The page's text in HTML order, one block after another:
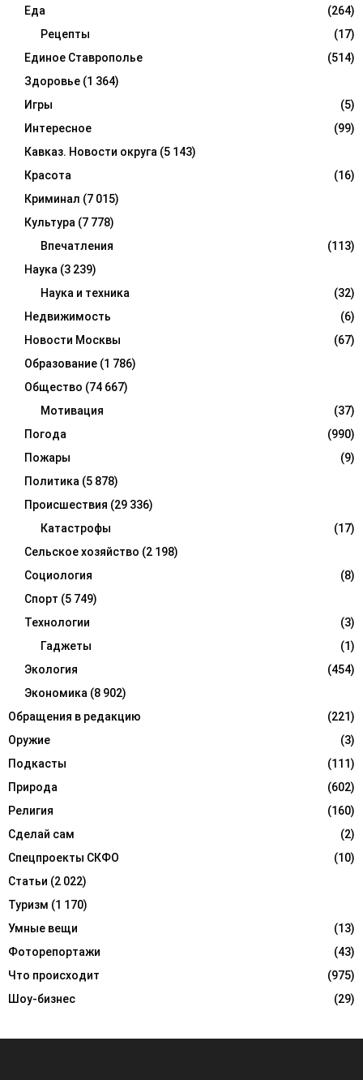
Еда
(264)
Рецепты
(17)
Единое Ставрополье
(514)
Здоровье (1 364)
Игры
(5)
Интересное
(99)
Кавказ. Новости округа (5 143)
Красота
(16)
Криминал (7 015)
Культура (7 778)
Впечатления
(113)
Наука (3 239)
Наука и техника
(32)
Недвижимость
(6)
Новости Москвы
(67)
Образование (1 786)
Общество (74 667)
Мотивация
(37)
Погода
(990)
Пожары
(9)
Политика (5 878)
Происшествия (29 336)
Катастрофы
(17)
Сельское хозяйство (2 198)
Социология
(8)
Спорт (5 749)
Технологии
(3)
Гаджеты
(1)
Экология
(454)
Экономика (8 902)
Обращения в редакцию
(221)
Оружие
(3)
Подкасты
(111)
Природа
(602)
Религия
(160)
Сделай сам
(2)
Спецпроекты СКФО
(10)
Статьи (2 022)
Туризм (1 170)
Умные вещи
(13)
Фоторепортажи
(43)
Что происходит
(975)
Шоу-бизнес
(29)